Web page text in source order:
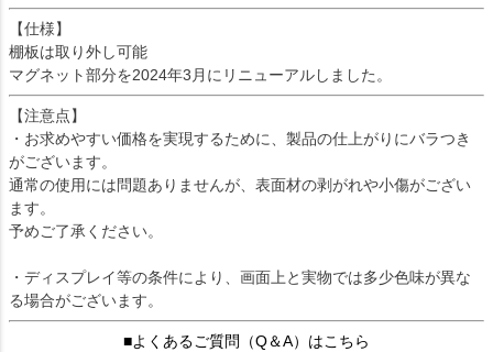
【仕様】
棚板は取り外し可能
マグネット部分を2024年3月にリニューアルしました。
【注意点】
・お求めやすい価格を実現するために、製品の仕上がりにバラつき
がございます。
通常の使用には問題ありませんが、表面材の剥がれや小傷がござい
ます。
予めご了承ください。
・ディスプレイ等の条件により、画面上と実物では多少色味が異な
る場合がございます。
■よくあるご質問（Q＆A）はこちら